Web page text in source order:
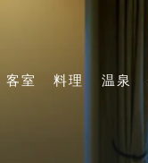
客室 料理 温泉